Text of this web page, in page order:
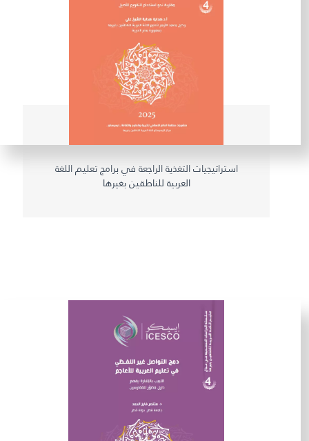
استراتيجيات التغذية الراجعة في برامج تعليم اللغة
العربية للناطقين بغيرها